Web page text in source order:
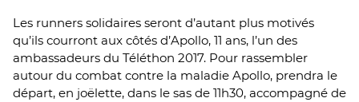
Les runners solidaires seront d’autant plus motivés
qu’ils courront aux côtés d’Apollo, 11 ans, l’un des
ambassadeurs du Téléthon 2017. Pour rassembler
autour du combat contre la maladie Apollo, prendra le
départ, en joëlette, dans le sas de 11h30, accompagné de